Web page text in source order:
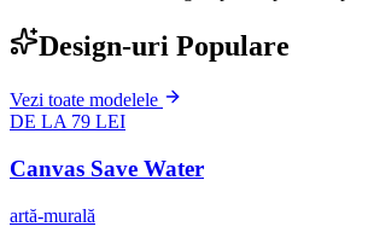
Design-uri Populare
Vezi toate modelele
DE LA 79 LEI
Canvas Save Water
artă-murală